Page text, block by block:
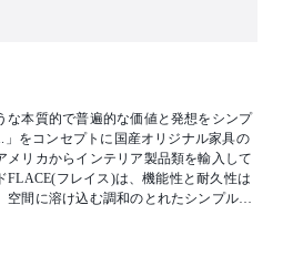
な本質的で普遍的な価値と発想をシンプ
をコンセプトに国産オリジナル家具の
メリカからインテリア製品類を輸入して
FLACE(フレイス)は、機能性と耐久性は
空間に溶け込む調和のとれたシンプルな
レイスは日本から、そして世界から高